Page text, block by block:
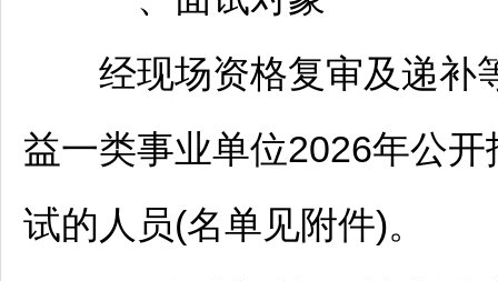
经现场资格复审及递补
益一类事业单位2026年公开
试的人员(名单见附件)。